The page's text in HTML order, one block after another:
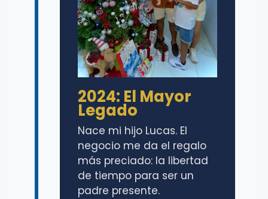
2024: El Mayor
Legado
Nace mi hijo Lucas. El
negocio me da el regalo
más preciado: la libertad
de tiempo para ser un
padre presente.